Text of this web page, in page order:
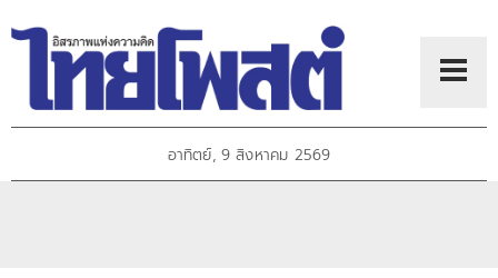
อาทิตย์, 9 สิงหาคม 2569